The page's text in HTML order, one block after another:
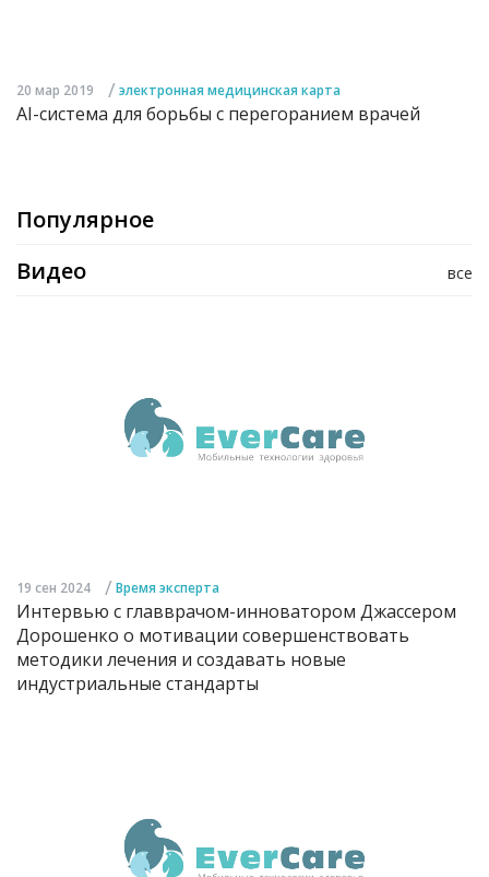
20 мар 2019 / электронная медицинская карта
AI-система для борьбы с перегоранием врачей
Популярное
все
Видео
19 сен 2024 / Время эксперта
Интервью с главврачом-инноватором Джассером
Дорошенко о мотивации совершенствовать
методики лечения и создавать новые
индустриальные стандарты